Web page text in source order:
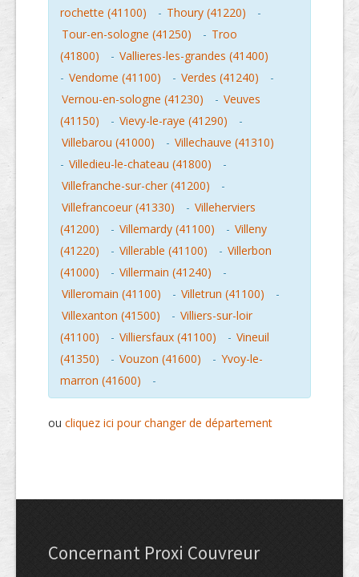
rochette (41100)
- Thoury (41220)
-
Tour-en-sologne (41250)
- Troo
(41800)
- Vallieres-les-grandes (41400)
- Vendome (41100) - Verdes (41240)
-
Vernou-en-sologne (41230)
- Veuves
(41150)
- Vievy-le-raye (41290)
-
Villebarou (41000)
- Villechauve (41310)
- Villedieu-le-chateau (41800)
-
Villefranche-sur-cher (41200)
-
Villefrancoeur (41330)
- Villeherviers
(41200)
- Villemardy (41100) - Villeny
(41220)
- Villerable (41100) - Villerbon
(41000)
- Villermain (41240)
-
Villeromain (41100)
- Villetrun (41100)
-
Villexanton (41500)
- Villiers-sur-loir
(41100)
- Villiersfaux (41100) - Vineuil
(41350)
- Vouzon (41600) - Yvoy-le-
marron (41600)
-
ou cliquez ici pour changer de département
Concernant Proxi Couvreur